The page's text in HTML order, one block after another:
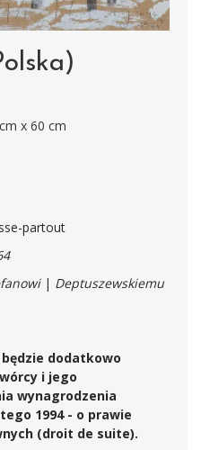
x 60 cm
partout
| Deptuszewskiemu
dodatkowo
i jego
wynagrodzenia
1994 - o prawie
(droit de suite).